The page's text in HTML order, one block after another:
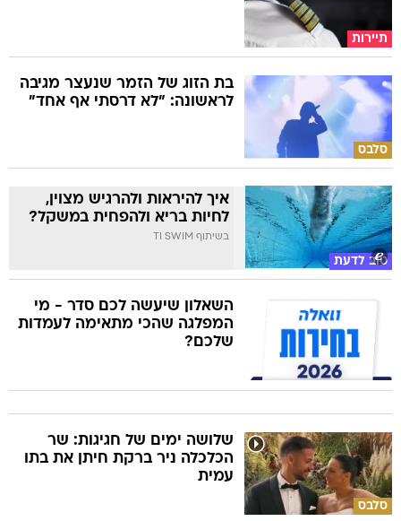
תיירות
סלבס
בת הזוג של הזמר שנעצר מגיבה
לראשונה: "לא דרסתי אף אחד"
טוב לדעת
איך להיראות ולהרגיש מצוין,
לחיות בריא ולהפחית במשקל?
בשיתוף TI SWIM
השאלון שיעשה לכם סדר - מי
המפלגה שהכי מתאימה לעמדות
שלכם?
סלבס
שלושה ימים של חגיגות: שר
הכלכלה ניר ברקת חיתן את בתו
עמית